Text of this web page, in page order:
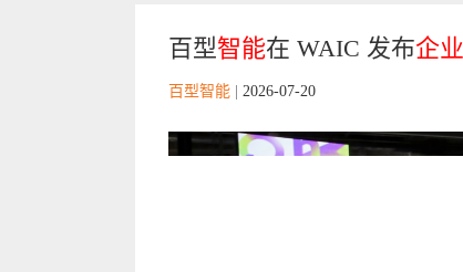
百型智能在 WAIC 发布企业
百型智能 2026-07-20